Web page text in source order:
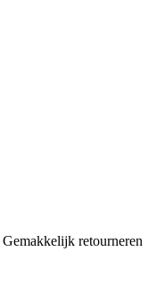
Gemakkelijk retourneren